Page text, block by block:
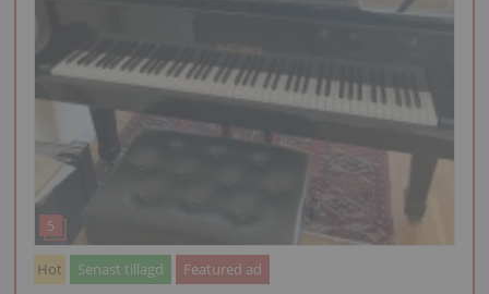
Hot Senast tillagd Featured ad